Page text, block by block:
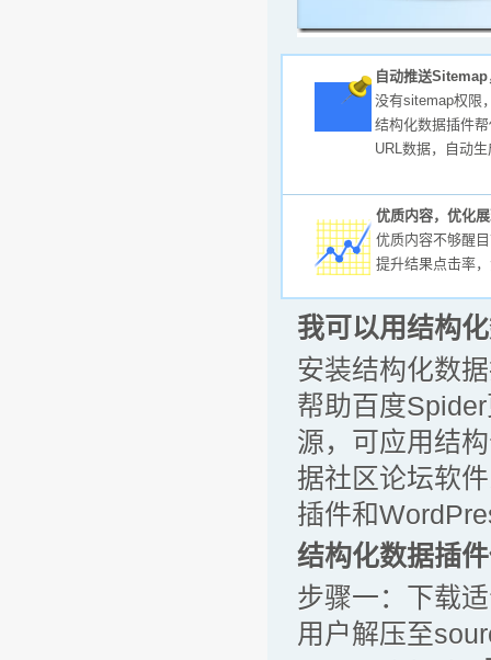
自动推送
没有sitemap权限
结构化数据插件
URL数据，自动
优质内容，优化
优质内容不够醒
提升结果点击率
我可以用结构
安装结构化数
帮助百度
源，可应用结
据社区论坛软
插件和
结构化数据插
步骤一：下载
用户解压至